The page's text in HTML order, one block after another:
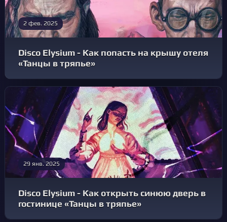
2 фев. 2025
Disco Elysium - Как попасть на крышу отеля
«Танцы в тряпье»
29 янв. 2025
Disco Elysium - Как открыть синюю дверь в
гостинице «Танцы в тряпье»